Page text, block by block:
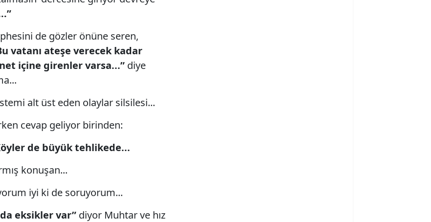
de gözler önüne seren,
vatanı ateşe verecek kadar
içine girenler varsa...” diye
alt üst eden olaylar silsilesi...
cevap geliyor birinden:
de büyük tehlikede...
konuşan...
iyi ki de soruyorum...
eksikler var” diyor Muhtar ve hız